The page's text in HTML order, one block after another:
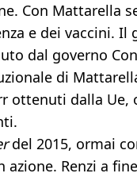
Con Mattarella
e dei vaccini. Il
dal governo
di
ottenuti dalla Ue,
del 2015, ormai
Renzi a